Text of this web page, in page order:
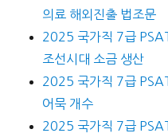
의료 해외진출 법조문
2025 국가직 7급
조선시대 소금 생산
2025 국가직 7급
어묵 개수
2025 국가직 7급